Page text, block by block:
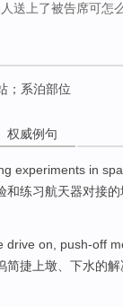
送上了被告席可怎
；系泊部位
权威例句
experiments in
练习航天器对接的
drive on push-off
简捷 上墩、 下水的解